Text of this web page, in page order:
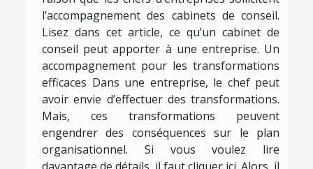
l’accompagnement des cabinets de conseil.
Lisez dans cet article, ce qu’un cabinet de
conseil peut apporter à une entreprise. Un
accompagnement pour les transformations
efficaces Dans une entreprise, le chef peut
avoir envie d’effectuer des transformations.
Mais, ces transformations peuvent
engendrer des conséquences sur le plan
organisationnel. Si vous voulez lire